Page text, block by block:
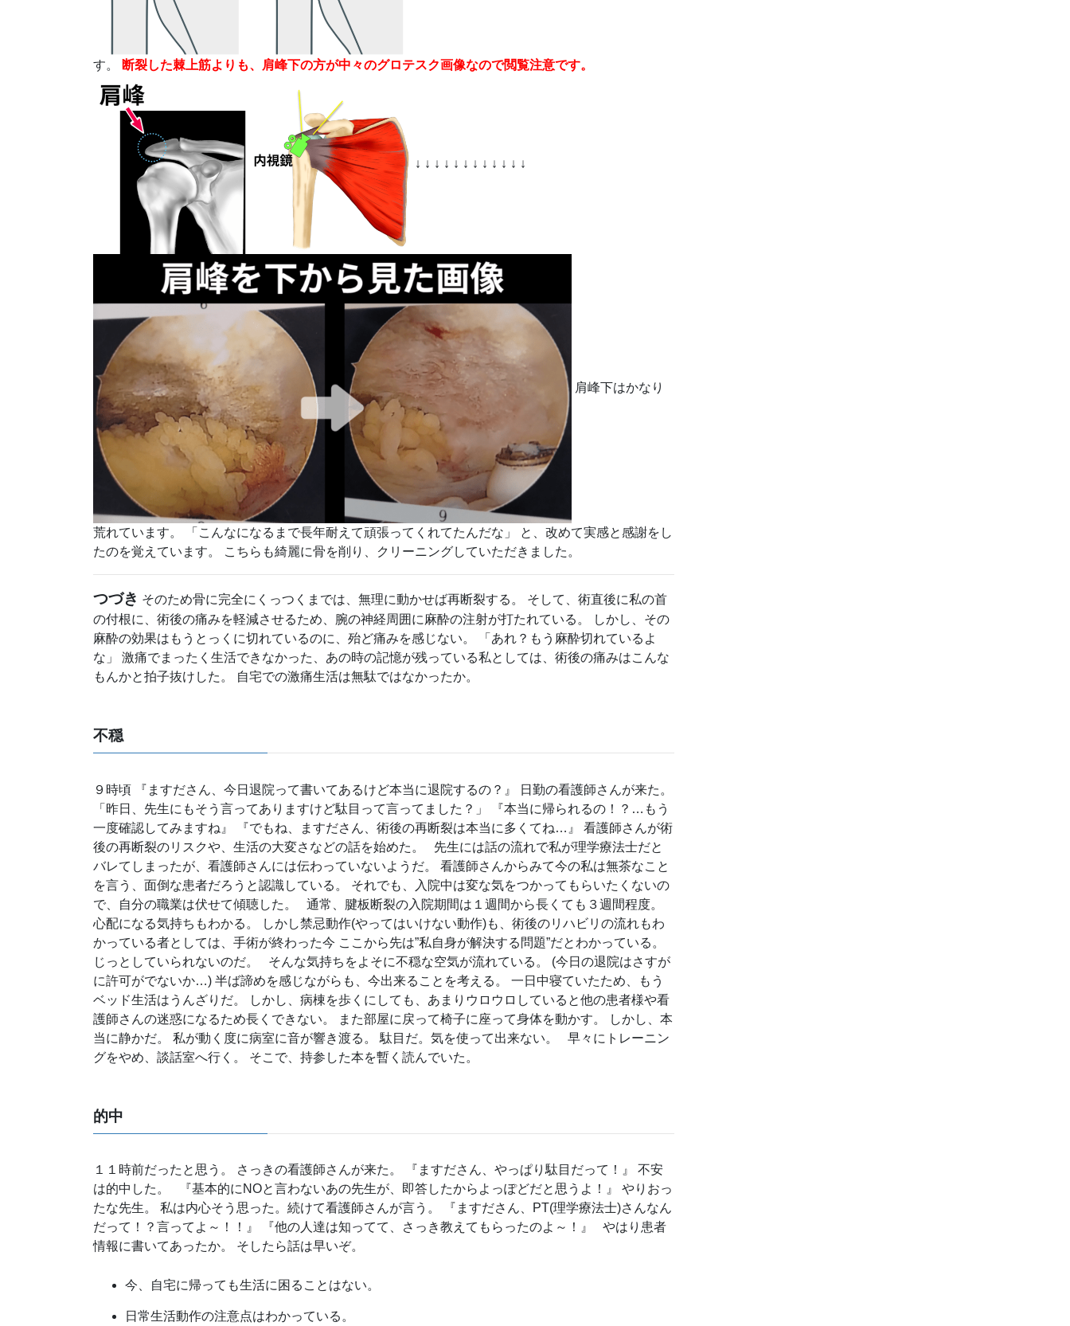
す。 断裂した棘上筋よりも、肩峰下の方が中々のグロテスク画像なので閲覧注意です。
↓ ↓ ↓ ↓ ↓ ↓ ↓ ↓ ↓ ↓ ↓ ↓
肩峰下はかなり
荒れています。 「こんなになるまで長年耐えて頑張ってくれてたんだな」 と、改めて実感と感謝をし
たのを覚えています。 こちらも綺麗に骨を削り、クリーニングしていただきました。
つづき そのため骨に完全にくっつくまでは、無理に動かせば再断裂する。 そして、術直後に私の首
の付根に、術後の痛みを軽減させるため、腕の神経周囲に麻酔の注射が打たれている。 しかし、その
麻酔の効果はもうとっくに切れているのに、殆ど痛みを感じない。 「あれ？もう麻酔切れているよ
な」 激痛でまったく生活できなかった、あの時の記憶が残っている私としては、術後の痛みはこんな
もんかと拍子抜けした。 自宅での激痛生活は無駄ではなかったか。
不穏
９時頃 『ますださん、今日退院って書いてあるけど本当に退院するの？』 日勤の看護師さんが来た。
「昨日、先生にもそう言ってありますけど駄目って言ってました？」 『本当に帰られるの！？…もう
一度確認してみますね』 『でもね、ますださん、術後の再断裂は本当に多くてね…』 看護師さんが術
後の再断裂のリスクや、生活の大変さなどの話を始めた。 先生には話の流れで私が理学療法士だと
バレてしまったが、看護師さんには伝わっていないようだ。 看護師さんからみて今の私は無茶なこと
を言う、面倒な患者だろうと認識している。 それでも、入院中は変な気をつかってもらいたくないの
で、自分の職業は伏せて傾聴した。 通常、腱板断裂の入院期間は１週間から長くても３週間程度。
心配になる気持ちもわかる。 しかし禁忌動作(やってはいけない動作)も、術後のリハビリの流れもわ
かっている者としては、手術が終わった今 ここから先は”私自身が解決する問題”だとわかっている。
じっとしていられないのだ。 そんな気持ちをよそに不穏な空気が流れている。 (今日の退院はさすが
に許可がでないか…) 半ば諦めを感じながらも、今出来ることを考える。 一日中寝ていたため、もう
ベッド生活はうんざりだ。 しかし、病棟を歩くにしても、あまりウロウロしていると他の患者様や看
護師さんの迷惑になるため長くできない。 また部屋に戻って椅子に座って身体を動かす。 しかし、本
当に静かだ。 私が動く度に病室に音が響き渡る。 駄目だ。気を使って出来ない。 早々にトレーニン
グをやめ、談話室へ行く。 そこで、持参した本を暫く読んでいた。
的中
１１時前だったと思う。 さっきの看護師さんが来た。 『ますださん、やっぱり駄目だって！』 不安
は的中した。 『基本的にNOと言わないあの先生が、即答したからよっぽどだと思うよ！』 やりおっ
たな先生。 私は内心そう思った。続けて看護師さんが言う。 『ますださん、PT(理学療法士)さんなん
だって！？言ってよ～！！』 『他の人達は知ってて、さっき教えてもらったのよ～！』 やはり患者
情報に書いてあったか。 そしたら話は早いぞ。
今、自宅に帰っても生活に困ることはない。
日常生活動作の注意点はわかっている。